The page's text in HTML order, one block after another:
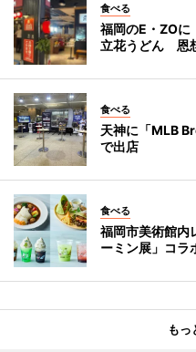
食べる
福岡のE・ZOに
立花うどん 恩
食べる
天神に「MLB
で出店
食べる
福岡市美術館内
ーミン展」コラ
もっ